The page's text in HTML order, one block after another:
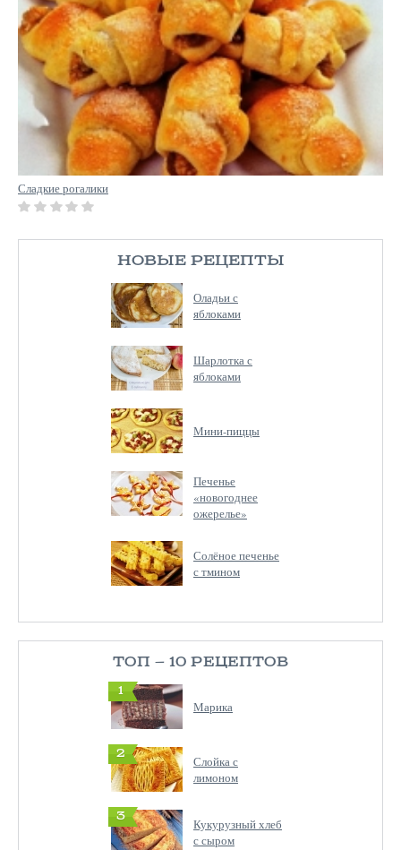
НОВЫЕ РЕЦЕПТЫ
Оладьи с
яблоками
Шарлотка с
яблоками
Мини-пиццы
Печенье
«новогоднее
ожерелье»
Солёное печенье
с тмином
ТОП — 10 РЕЦЕПТОВ
1
Марика
2
Слойка с
лимоном
3
Кукурузный хлеб
с сыром
Сладкие рогалики